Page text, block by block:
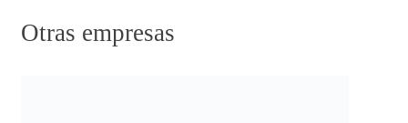
Otras empresas